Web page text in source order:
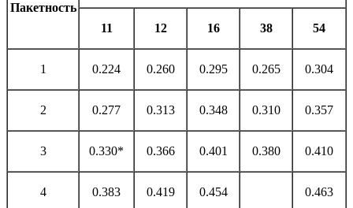
Пакетность
11 12 16 38 54
1 0.224 0.260 0.295 0.265 0.304
2 0.277 0.313 0.348 0.310 0.357
3 0.330* 0.366 0.401 0.380 0.410
4 0.383 0.419 0.454 0.463